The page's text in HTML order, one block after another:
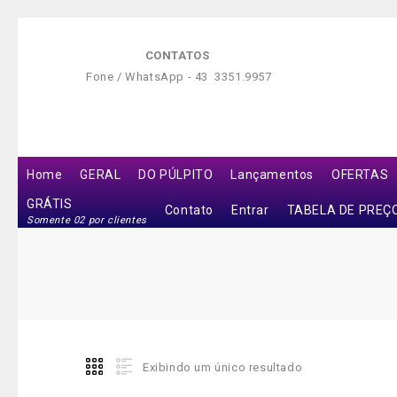
CONTATOS
Fone / WhatsApp - 43 3351.9957
Home GERAL DO PÚLPITO Lançamentos OFERTAS
GRÁTIS
Somente 02 por clientes
Contato Entrar TABELA DE
Exibindo um único resultado